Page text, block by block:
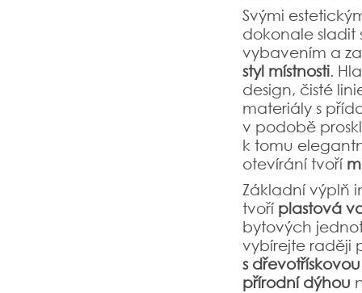
Svými
dokonale sladit
vybavením a
styl místnosti.
design, čisté
materiály s
v podobě
k tomu
otevírání tvoří
Základní výplň
tvoří plastová
bytových
vybírejte raději
s
přírodní dýhou